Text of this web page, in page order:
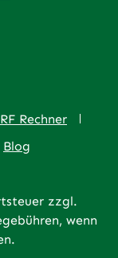
Rechner
Blog
zzgl.
wenn